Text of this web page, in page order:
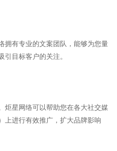
拥有专业的文案团队，能够为您量
引目标客户的关注。
炬星网络可以帮助您在各大社交媒
上进行有效推广，扩大品牌影响